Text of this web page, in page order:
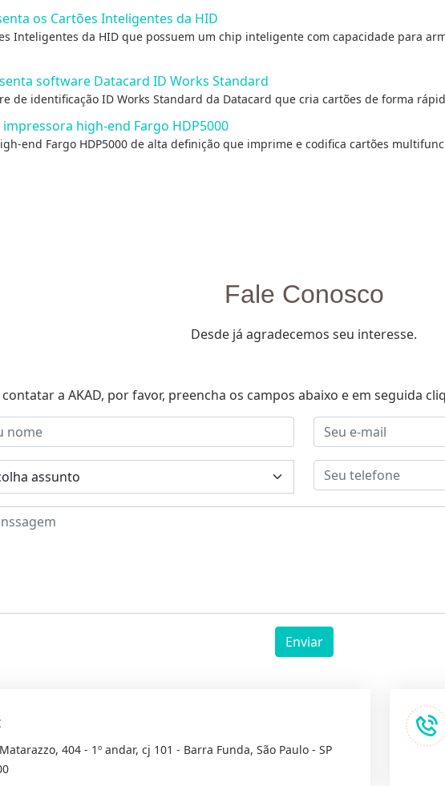
os Cartões Inteligentes da HID
Inteligentes da HID que possuem um chip inteligente com capacidade para
software Datacard ID Works Standard
de identificação ID Works Standard da Datacard que cria cartões de forma
impressora high-end Fargo HDP5000
end Fargo HDP5000 de alta definição que imprime e codifica cartões
Fale Conosco
Desde já agradecemos seu interesse.
contatar a AKAD, por favor, preencha os campos abaixo e em seguida
Enviar
404 - 1º andar, cj 101 - Barra Funda, São Paulo - SP